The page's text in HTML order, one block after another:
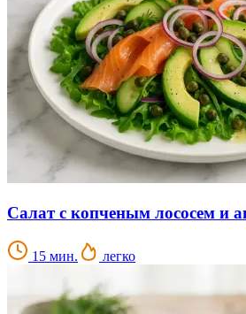
Салат с копченым лососем и
15 мин. легко